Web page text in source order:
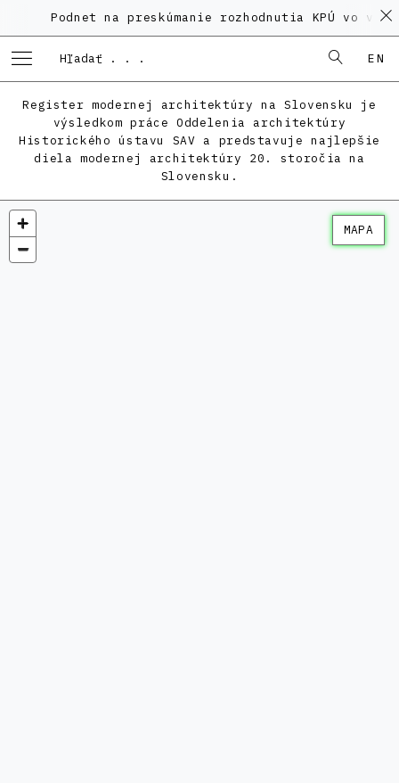
Podnet na preskúmanie rozhodnutia KPÚ vo veci
EN
Register modernej architektúry na Slovensku je
výsledkom práce Oddelenia architektúry
Historického ústavu SAV a predstavuje najlepšie
diela modernej architektúry 20. storočia na
Slovensku.
MAPA